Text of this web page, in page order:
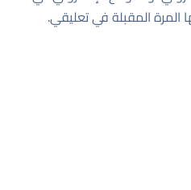
المقبلة في تعليقي.